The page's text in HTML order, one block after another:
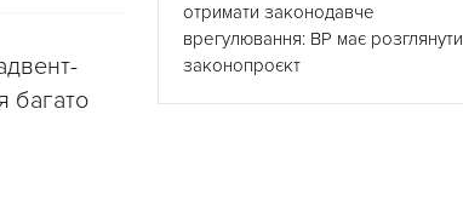
багато
отримати законодавче
врегулювання: ВР має розглянути
законопроєкт